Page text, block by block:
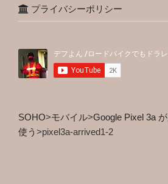
プライバシーポリシー
SOHO>モバイル>Google Pixel 3a
使う >pixel3a-arrived1-2